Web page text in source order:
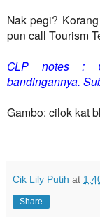
Nak pegi?
pun call Tourism
CLP notes :
bandingannya.
Gambo: cilok kat
Cik Lily Putih at
Share